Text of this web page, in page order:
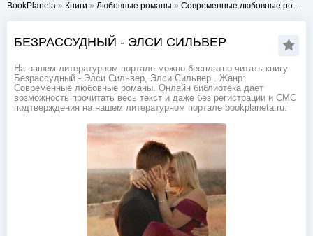
BookPlaneta » Книги » Любовные романы » Современные любовные романы
БЕЗРАССУДНЫЙ - ЭЛСИ СИЛЬВЕР
На нашем литературном портале можно бесплатно читать книгу
Безрассудный - Элси Сильвер, Элси Сильвер . Жанр:
Современные любовные романы. Онлайн библиотека дает
возможность прочитать весь текст и даже без регистрации и СМС
подтверждения на нашем литературном портале bookplaneta.ru.